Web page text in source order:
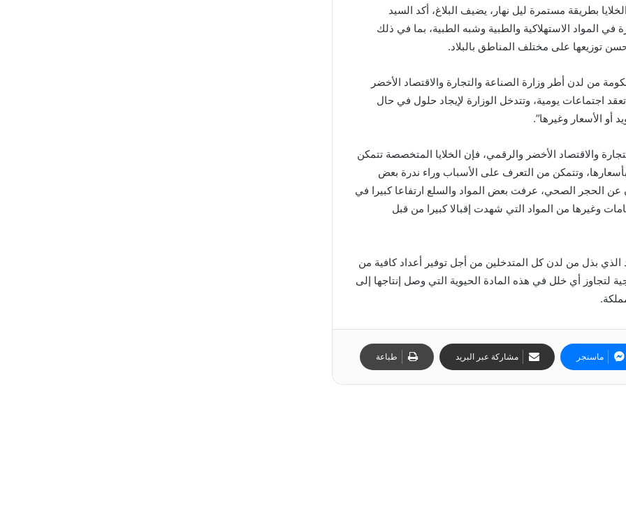
بطريقة مستمرة ليل نهار، يضيف البلاغ، أكد السيد
المواد الاستهلاكية والطبية وشبه الطبية، بما في ذلك
توزيعها على مختلف المناطق بالبلاد.
من لدن أطر وزارة الصناعة والتجارة والاقتصاد الأخضر
اجتماعات يومية، وتتدخل الوزارة لإيجاد حلول في حال
الأسعار وغيرها”.
والاقتصاد الأخضر والرقمي، فإن الخلايا المتخصصة تتمكن
وتتمكن من التعرف على الأسباب وراء ندرة بعض
عن الحجر الصحي، عرفت بعض المواد والسلع ارتفاعا كبيرا في
وغيرها من المواد التي شهدت إقبالا كبيرا من قبل
بذل من لدن كل المتدخلين من أجل توفير أعداد كافية من
لتجاوز أي خلل في هذه المادة الحيوية التي وصل إنتاجها إلى
ماسنجر مشاركة عبر البريد طباعة